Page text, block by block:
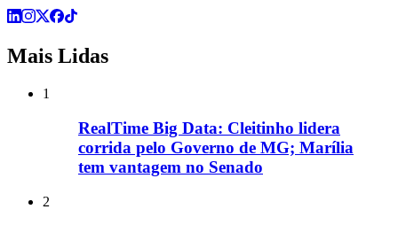
Mais Lidas
1
RealTime Big Data: Cleitinho lidera
corrida pelo Governo de MG; Marília
tem vantagem no Senado
2